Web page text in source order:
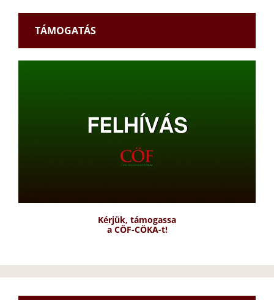
TÁMOGATÁS
Kérjük, támogassa
a CÖF-CÖKA-t!